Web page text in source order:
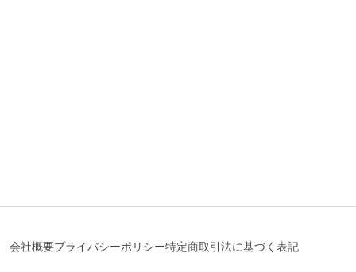
会社概要プライバシーポリシー特定商取引法に基づく表記